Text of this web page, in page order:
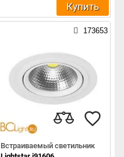
Купить
173653
Встраиваемый светильник